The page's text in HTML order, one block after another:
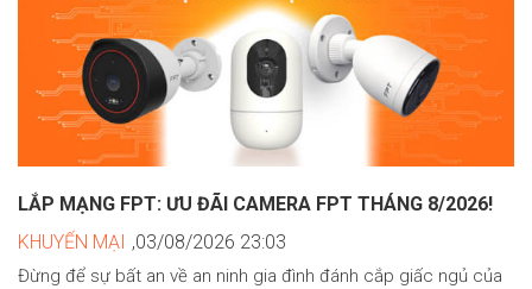
LẮP MẠNG FPT: ƯU ĐÃI CAMERA FPT THÁNG 8/2026!
KHUYẾN MẠI ,03/08/2026 23:03
Đừng để sự bất an về an ninh gia đình đánh cắp giấc ngủ của